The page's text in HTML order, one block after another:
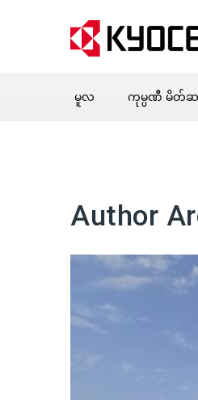
မူလ ကုမ္ပဏီ မိတ်
Author